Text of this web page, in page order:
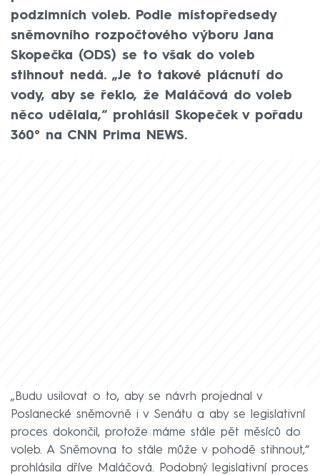
podzimních voleb. Podle místopředsedy
sněmovního rozpočtového výboru Jana
Skopečka (ODS) se to však do voleb
stihnout nedá. „Je to takové plácnutí do
vody, aby se řeklo, že Maláčová do voleb
něco udělala,“ prohlásil Skopeček v pořadu
360° na CNN Prima NEWS.
„Budu usilovat o to, aby se návrh projednal v
Poslanecké sněmovně i v Senátu a aby se legislativní
proces dokončil, protože máme stále pět měsíců do
voleb. A Sněmovna to stále může v pohodě stihnout,“
prohlásila dříve Maláčová. Podobný legislativní proces